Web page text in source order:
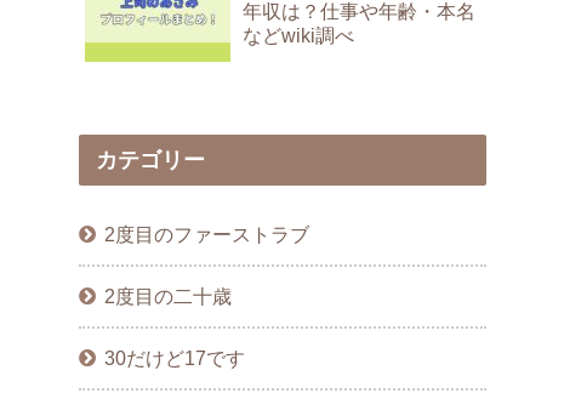
年収は？仕事や年齢・本名
などwiki調べ
カテゴリー
2度目のファーストラブ
2度目の二十歳
30だけど17です